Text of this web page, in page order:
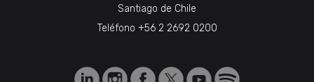
Santiago de Chile
Teléfono +56 2 2692 0200